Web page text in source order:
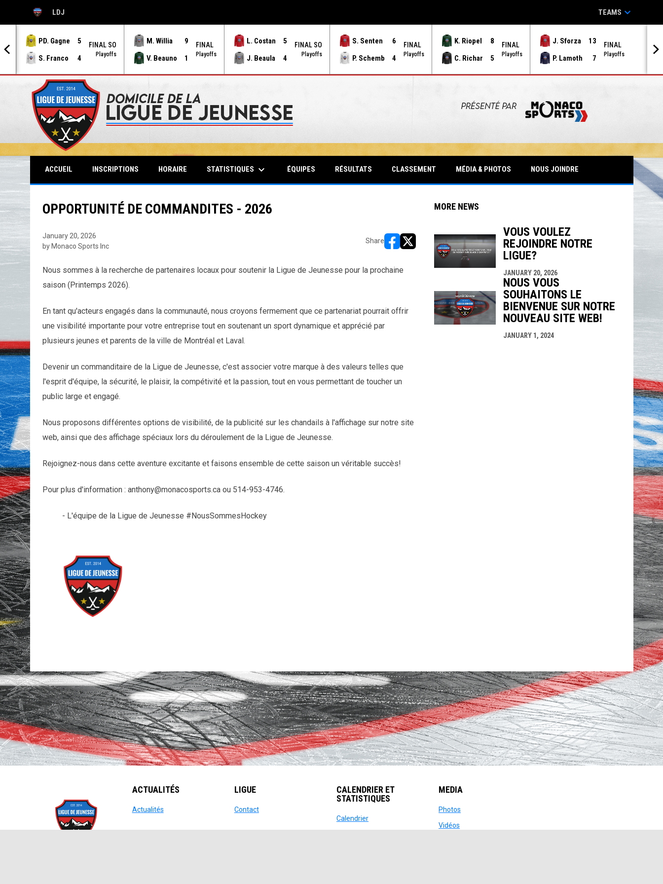
LDJ
OPENS IN NEW WINDOW TEAMS keyboard_arrow_down
PD. Gagne
5
S. Franco
4
FINAL SO
Playoffs
M. Willia
9
V. Beauno
1
FINAL
Playoffs
L. Costan
5
J. Beaula
4
FINAL SO
Playoffs
S. Senten
6
P. Schemb
4
FINAL
Playoffs
K. Riopel
8
C. Richar
5
FINAL
Playoffs
J. Sforza
13
P. Lamoth
7
FINAL
Playoffs
ACCUEIL INSCRIPTIONS HORAIRE STATISTIQUES keyboard_arrow_down ÉQUIPES RÉSULTATS CLASSEMENT MÉDIA & PHOTOS NOUS JOINDRE
OPPORTUNITÉ DE COMMANDITES - 2026
January 20, 2026
by Monaco Sports Inc
Share
opens in new window
opens in new window
Nous sommes à la recherche de partenaires locaux pour soutenir la Ligue de Jeunesse pour la prochaine
saison (Printemps 2026).
En tant qu'acteurs engagés dans la communauté, nous croyons fermement que ce partenariat pourrait offrir
une visibilité importante pour votre entreprise tout en soutenant un sport dynamique et apprécié par
plusieurs jeunes et parents de la ville de Montréal et Laval.
Devenir un commanditaire de la Ligue de Jeunesse, c'est associer votre marque à des valeurs telles que
l'esprit d'équipe, la sécurité, le plaisir, la compétivité et la passion, tout en vous permettant de toucher un
public large et engagé.
Nous proposons différentes options de visibilité, de la publicité sur les chandails à l'affichage sur notre site
web, ainsi que des affichage spéciaux lors du déroulement de la Ligue de Jeunesse.
Rejoignez-nous dans cette aventure excitante et faisons ensemble de cette saison un véritable succès!
Pour plus d'information : anthony@monacosports.ca ou 514-953-4746.
- L'équipe de la Ligue de Jeunesse #NousSommesHockey
MORE NEWS
VOUS VOULEZ
REJOINDRE NOTRE
LIGUE?
JANUARY 20, 2026
NOUS VOUS
SOUHAITONS LE
BIENVENUE SUR NOTRE
NOUVEAU SITE WEB!
JANUARY 1, 2024
ACTUALITÉS
Actualitésopens in new window
LIGUE
Contactopens in new window
CALENDRIER ET
STATISTIQUES
Calendrieropens in new window
MEDIA
Photos
Vidéos